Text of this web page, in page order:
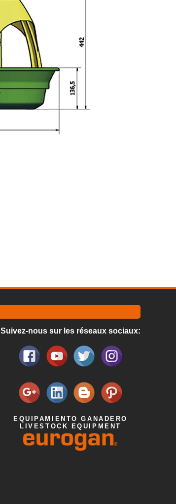
Suivez-nous sur les réseaux sociaux:
EQUIPAMIENTO GANADERO
LIVESTOCK EQUIPMENT